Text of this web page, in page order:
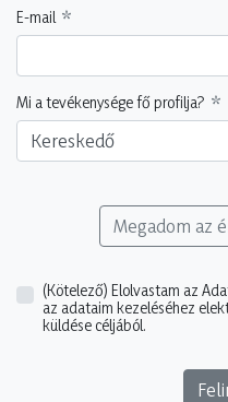
E-mail
Mi a tevékenysége fő profilja?
Kereskedő
Megadom az
(Kötelező) Elolvastam az
az adataim kezeléséhez
küldése céljából.